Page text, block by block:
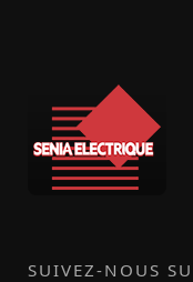
SUIVEZ-NOUS